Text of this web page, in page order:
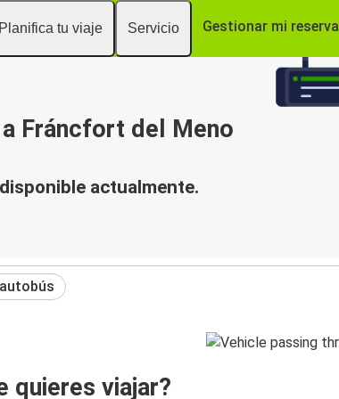
Planifica tu viaje Servicio Gestionar mi reserva
Fráncfort del Meno
actualmente.
quieres viajar?